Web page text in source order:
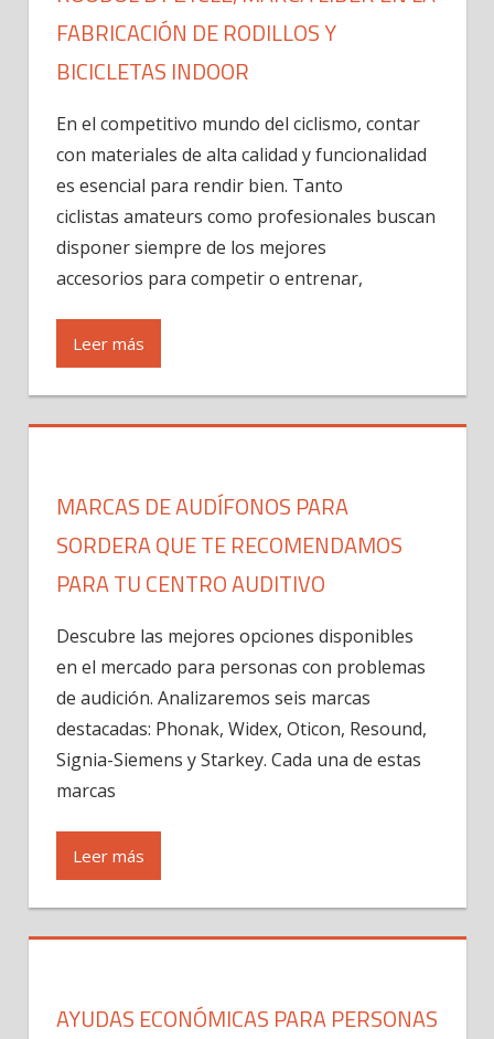
FABRICACIÓN DE RODILLOS Y
BICICLETAS INDOOR
En el competitivo mundo del ciclismo, contar
con materiales de alta calidad y funcionalidad
es esencial para rendir bien. Tanto
ciclistas amateurs como profesionales buscan
disponer siempre de los mejores
accesorios para competir o entrenar,
Leer más
MARCAS DE AUDÍFONOS PARA
SORDERA QUE TE RECOMENDAMOS
PARA TU CENTRO AUDITIVO
Descubre las mejores opciones disponibles
en el mercado para personas con problemas
de audición. Analizaremos seis marcas
destacadas: Phonak, Widex, Oticon, Resound,
Signia-Siemens y Starkey. Cada una de estas
marcas
Leer más
AYUDAS ECONÓMICAS PARA PERSONAS